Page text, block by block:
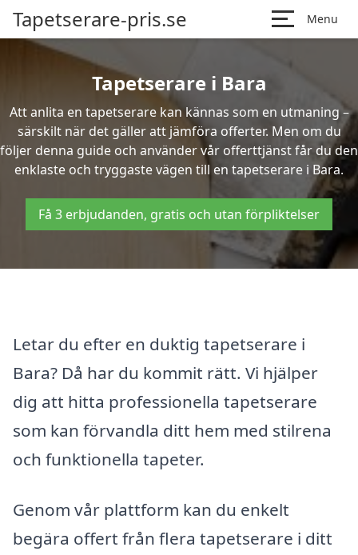
Tapetserare-pris.se Menu
Tapetserare i Bara
Att anlita en tapetserare kan kännas som en utmaning –
särskilt när det gäller att jämföra offerter. Men om du
följer denna guide och använder vår offerttjänst får du den
enklaste och tryggaste vägen till en tapetserare i Bara.
Få 3 erbjudanden, gratis och utan förpliktelser
Letar du efter en duktig tapetserare i
Bara? Då har du kommit rätt. Vi hjälper
dig att hitta professionella tapetserare
som kan förvandla ditt hem med stilrena
och funktionella tapeter.
Genom vår plattform kan du enkelt
begära offert från flera tapetserare i ditt